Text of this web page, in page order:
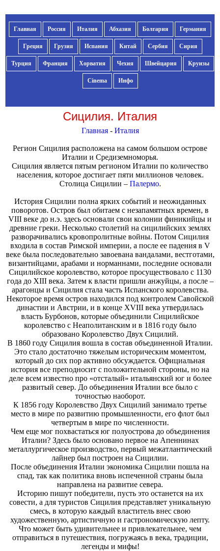
Главная Россия Италия Абхазия Болгария Германия
Греция Грузия Испания Китай Сербия Сирия
Турция Франция Хорватия Чехия Швейцария Круизы
Cinema Инфо
Сицилия. Италия
Главная- Италия
Регион Сицилия расположена на самом большом острове
Италии и Средиземноморья.
Сицилия является пятым регионом Италии по количество
населения, которое достигает пяти миллионов человек.
Столица Сицилии – Палермо.
История Сицилии полна ярких событий и неожиданных
поворотов. Остров был обитаем с незапамятных времен, в
VIII веке до н.э. здесь основали свои колонии финикийцы и
древние греки. Несколько столетий на сицилийских землях
разворачивались кровопролитные войны. Потом Сицилия
входила в состав Римской империи, а после ее падения в V
веке была последовательно завоевана вандалами, вестготами,
византийцами, арабами и норманнами, последние основали
Сицилийское королевство, которое просуществовало с 1130
года до XIII века. Затем к власти пришли анжуйцы, а после –
арагонцы и Сицилия стала часть Испанского королевства.
Некоторое время остров находился под контролем Савойской
династии и Австрии, и в конце XVIII века утвердилась
власть Бурбонов, которые объединили Сицилийское
королевство с Неаполитанским и в 1816 году было
образовано Королевство Двух Сицилий.
В 1860 году Сицилия вошла в состав объединенной Италии.
Это стало достаточно тяжелым историческим моментом,
который до сих пор активно обсуждается. Официальная
история все преподносит с положительной стороны, но на
деле всем известно про «отсталый» итальянский юг и более
развитый север. До объединения Италии все было с
точностью наоборот.
К 1856 году Королевство Двух Сицилий занимало третье
место в мире по развитию промышленности, его флот был
четвертым в мире по численности.
Чем еще мог похвастаться юг полуострова до объединения
Италии? Здесь было основано первое на Апеннинах
металлургическое производство, первый межатлантический
лайнер был построен на Сицилии.
После объединения Италии экономика Сицилии пошла на
спад, так как политика вновь испеченной страны была
направлена на развитие севера.
Историю пишут победители, пусть это останется на их
совести, а для туристов Сицилия представляет уникальную
смесь, в которую каждый властитель внес свою
художественную, артистичную и гастрономическую лепту.
Что может быть удивительнее и привлекательнее, чем
отправиться в путешествия, погружаясь в века, традиции,
легенды и мифы!